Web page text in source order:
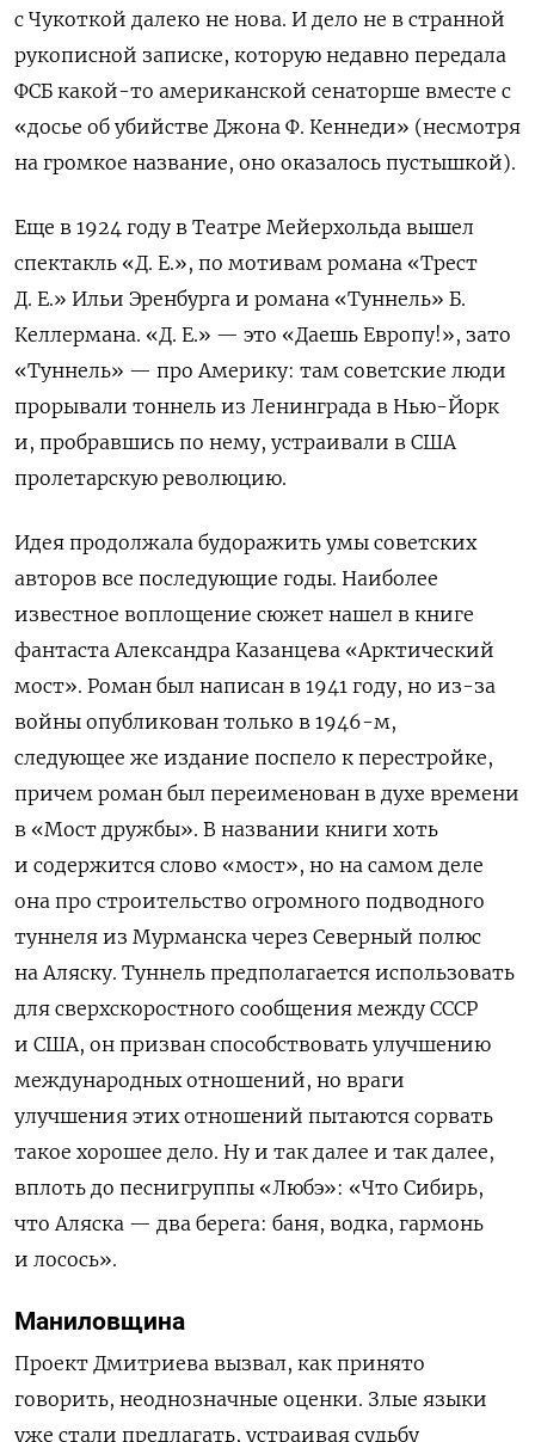
с Чукоткой далеко не нова. И дело не в странной
рукописной записке, которую недавно передала
ФСБ какой-то американской сенаторше вместе с
«досье об убийстве Джона Ф. Кеннеди» (несмотря
на громкое название, оно оказалось пустышкой).
Еще в 1924 году в Театре Мейерхольда вышел
спектакль «Д. Е.», по мотивам романа «Трест
Д. Е.» Ильи Эренбурга и романа «Туннель» Б.
Келлермана. «Д. Е.» — это «Даешь Европу!», зато
«Туннель» — про Америку: там советские люди
прорывали тоннель из Ленинграда в Нью-Йорк
и, пробравшись по нему, устраивали в США
пролетарскую революцию.
Идея продолжала будоражить умы советских
авторов все последующие годы. Наиболее
известное воплощение сюжет нашел в книге
фантаста Александра Казанцева «Арктический
мост». Роман был написан в 1941 году, но из-за
войны опубликован только в 1946-м,
следующее же издание поспело к перестройке,
причем роман был переименован в духе времени
в «Мост дружбы». В названии книги хоть
и содержится слово «мост», но на самом деле
она про строительство огромного подводного
туннеля из Мурманска через Северный полюс
на Аляску. Туннель предполагается использовать
для сверхскоростного сообщения между СССР
и США, он призван способствовать улучшению
международных отношений, но враги
улучшения этих отношений пытаются сорвать
такое хорошее дело. Ну и так далее и так далее,
вплоть до песнигруппы «Любэ»: «Что Сибирь,
что Аляска — два берега: баня, водка, гармонь
и лосось».
Маниловщина
Проект Дмитриева вызвал, как принято
говорить, неоднозначные оценки. Злые языки
уже стали предлагать, устраивая судьбу